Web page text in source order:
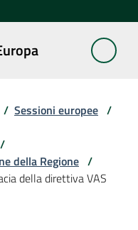
/ Sessioni europee /
/
della Regione /
della direttiva VAS